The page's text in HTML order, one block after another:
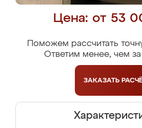
Цена: от 53
Поможем рассчитать
Ответим менее, чем
ЗАКАЗАТЬ